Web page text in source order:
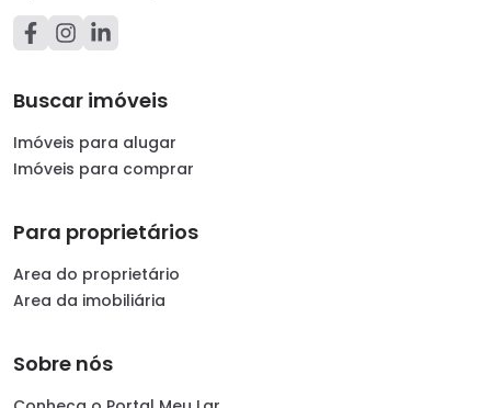
Buscar imóveis
Imóveis para alugar
Imóveis para comprar
Para proprietários
Area do proprietário
Area da imobiliária
Sobre nós